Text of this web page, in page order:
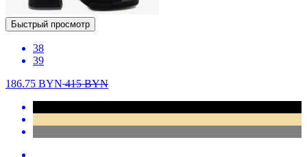
Быстрый просмотр
38
39
186.75 BYN415BYN